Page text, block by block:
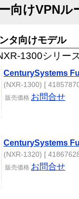
向けVPNル
タ向けモデル
1300シリー
CenturySystems
(NXR-1300) [
販売価格 お問合せ
CenturySystems
(NXR-1320) [
販売価格 お問合せ